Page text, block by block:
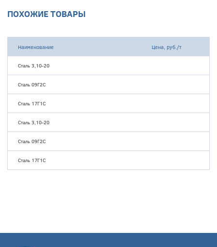
ПОХОЖИЕ ТОВАРЫ
Наименование Цена, руб./т
Сталь 3,10-20
Сталь 09Г2С
Сталь 17Г1С
Сталь 3,10-20
Сталь 09Г2С
Сталь 17Г1С